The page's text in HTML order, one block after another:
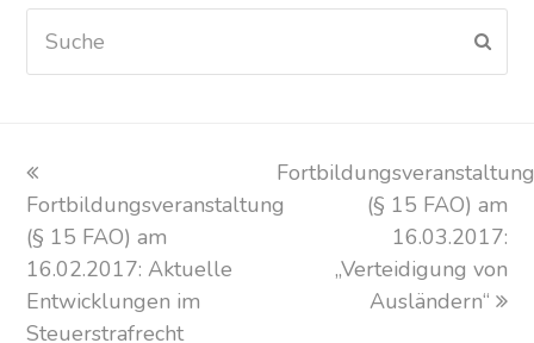
Beitrag:
Fortbildungsveranstaltung
(§ 15 FAO) am
16.02.2017: Aktuelle
Entwicklungen im
Steuerstrafrecht
Nächster
(§ 15 FAO) am
16.03.2017:
„Verteidigung von
Ausländern“